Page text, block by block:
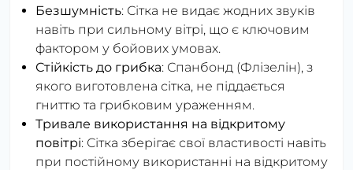
Безшумність: Сітка не видає жодних звуків
навіть при сильному вітрі, що є ключовим
фактором у бойових умовах.
Стійкість до грибка: Спанбонд (Флізелін), з
якого виготовлена сітка, не піддається
гниттю та грибковим ураженням.
Тривале використання на відкритому
повітрі: Сітка зберігає свої властивості навіть
при постійному використанні на відкритому